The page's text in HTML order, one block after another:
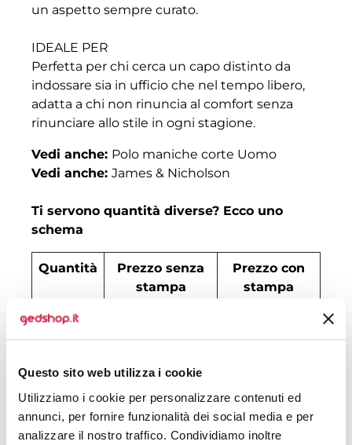
Questo sito web utilizza i cookie
Utilizziamo i cookie per personalizzare contenuti ed
annunci, per fornire funzionalità dei social media e per
analizzare il nostro traffico. Condividiamo inoltre
un aspetto sempre curato.
IDEALE PER
Perfetta per chi cerca un capo distinto da
indossare sia in ufficio che nel tempo libero,
adatta a chi non rinuncia al comfort senza
rinunciare allo stile in ogni stagione.
Vedi anche: Polo maniche corte Uomo
Vedi anche: James & Nicholson
Ti servono quantità diverse? Ecco uno
schema
Quantità
Prezzo senza
stampa
Prezzo con
stampa
30
200 € 20,06 € 22,15